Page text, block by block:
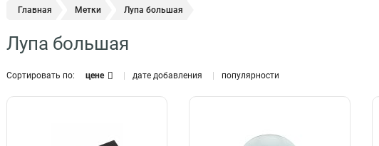
Главная Метки Лупа большая
Лупа большая
Сортировать по: цене дате добавления популярности